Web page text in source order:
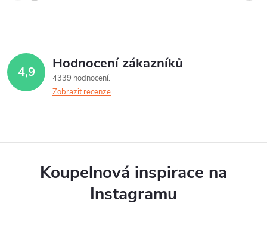
4,9 Hodnocení zákazníků
4339 hodnocení
Zobrazit recenze
Koupelnová inspirace na
Instagramu